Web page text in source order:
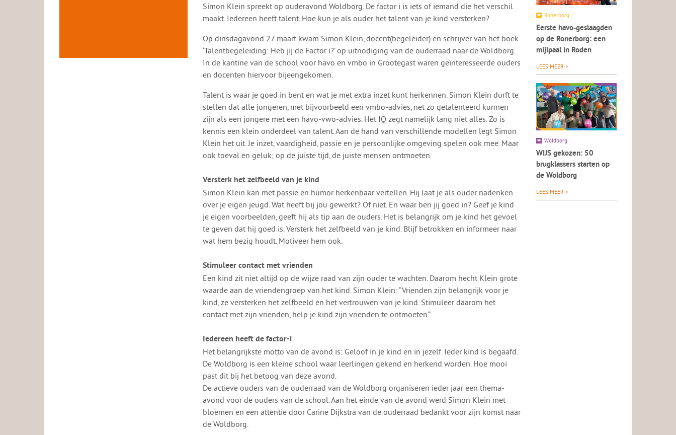
​​Simon Klein spreekt op ouderavond Woldborg. De factor i is iets of iemand die het verschil
maakt. Iedereen heeft talent. Hoe kun je als ouder het talent van je kind versterken?
Op dinsdagavond 27 maart kwam Simon Klein, docent(begeleider) en schrijver van het boek
‘Talentbegeleiding: Heb jij de Factor i?’ op uitnodiging van de ouderraad naar de Woldborg.
In de kantine van de school voor havo en vmbo in Grootegast waren geïnteresseerde ouders
en docenten hiervoor bijeengekomen.
Talent is waar je goed in bent en wat je met extra inzet kunt herkennen. Simon Klein durft te
stellen dat alle jongeren, met bijvoorbeeld een vmbo-advies, net zo getalenteerd kunnen
zijn als een jongere met een havo-vwo-advies. Het IQ zegt namelijk lang niet alles. Zo is
kennis een klein onderdeel van talent. Aan de hand van verschillende modellen legt Simon
Klein het uit. Je inzet, vaardigheid, passie en je persoonlijke omgeving spelen ook mee. Maar
ook toeval en geluk; op de juiste tijd, de juiste mensen ontmoeten.
Versterk het zelfbeeld van je kind
Simon Klein kan met passie en humor herkenbaar vertellen. Hij laat je als ouder nadenken
over je eigen jeugd. Wat heeft bij jou gewerkt? Of niet. En waar ben jij goed in? Geef je kind
je eigen voorbeelden, geeft hij als tip aan de ouders. Het is belangrijk om je kind het gevoel
te geven dat hij goed is. Versterk het zelfbeeld van je kind. Blijf betrokken en informeer naar
wat hem bezig houdt. Motiveer hem ook.
Stimuleer contact met vrienden
Een kind zit niet altijd op de wijze raad van zijn ouder te wachten. Daarom hecht Klein grote
waarde aan de vriendengroep van het kind. Simon Klein: “Vrienden zijn belangrijk voor je
kind, ze versterken het zelfbeeld en het vertrouwen van je kind. Stimuleer daarom het
contact met zijn vrienden, help je kind zijn vrienden te ontmoeten.“
Iedereen heeft de factor-i
Het belangrijkste motto van de avond is: Geloof in je kind en in jezelf. Ieder kind is begaafd.
De Woldborg is een kleine school waar leerlingen gekend en herkend worden. Hoe mooi
past dit bij het betoog van deze avond.
De actieve ouders van de ouderraad van de Woldborg organiseren ieder jaar een thema-
avond voor de ouders van de school. Aan het einde van de avond werd Simon Klein met
bloemen en een attentie door Carine Dijkstra van de ouderraad bedankt voor zijn komst naar
de Woldborg.
Ronerborg
Eerste havo-geslaagden
op de Ronerborg: een
mijlpaal in Roden
LEES MEER >
Woldborg
WIJS gekozen: 50
brugklassers starten op
de Woldborg
LEES MEER >